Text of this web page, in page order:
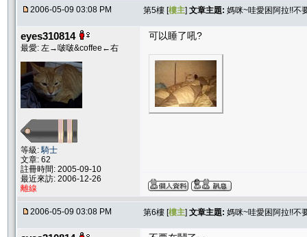
2006-05-09 03:08 PM 第5樓 [樓主] 文章主題: 媽咪~哇愛困阿拉!!不
eyes310814
最愛: 左→啵啵&coffee←右
等級:騎士
文章: 62
註冊時間: 2005-09-10
最近來訪: 2006-12-26
離線
可以睡了吼?
2006-05-09 03:08 PM 第6樓 [樓主] 文章主題: 媽咪~哇愛困阿拉!!不